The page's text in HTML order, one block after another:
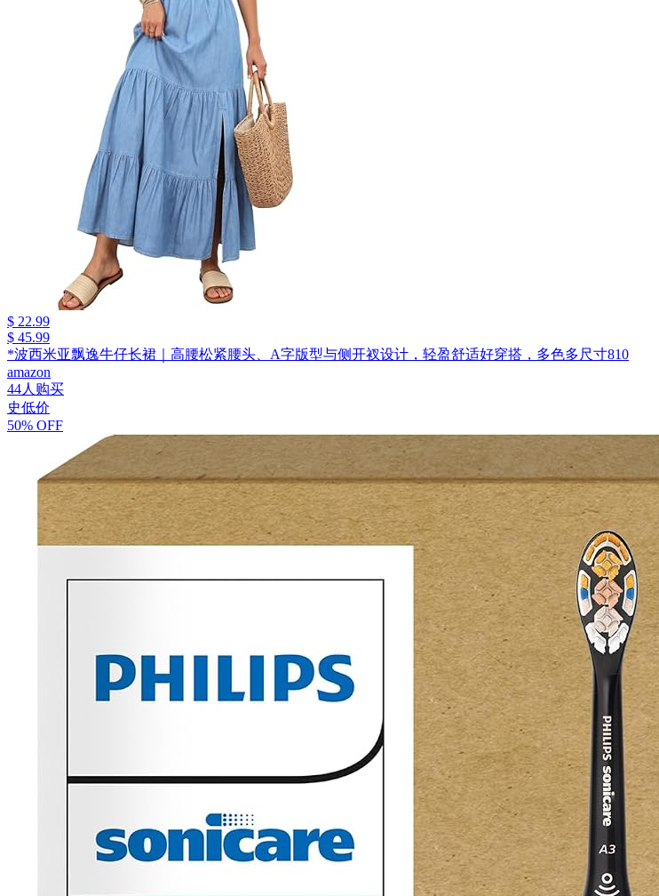
$ 22.99
$ 45.99
*波西米亚飘逸牛仔长裙｜高腰松紧腰头、A字版型与侧开衩设计，轻盈舒适好穿搭，多色多尺寸810
amazon
44人购买
史低价
50% OFF